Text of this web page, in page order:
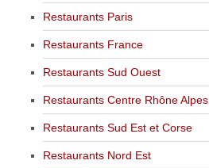
Restaurants Paris
Restaurants France
Restaurants Sud Ouest
Restaurants Centre Rhône Alpes
Restaurants Sud Est et Corse
Restaurants Nord Est